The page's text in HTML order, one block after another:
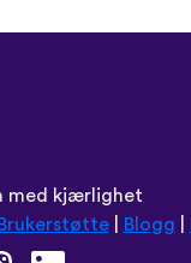
med kjærlighet
Brukerstøtte| Blogg